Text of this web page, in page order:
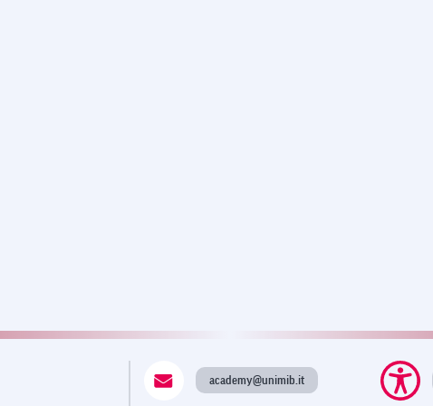
academy@unimib.it